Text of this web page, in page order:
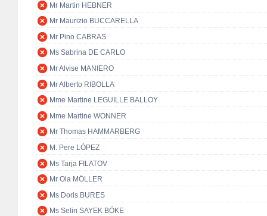
Mr Martin HEBNER
Mr Maurizio BUCCARELLA
Mr Pino CABRAS
Ms Sabrina DE CARLO
Mr Alvise MANIERO
Mr Alberto RIBOLLA
Mme Martine LEGUILLE BALLOY
Mme Martine WONNER
Mr Thomas HAMMARBERG
M. Pere LÓPEZ
Ms Tarja FILATOV
Mr Ola MÖLLER
Ms Doris BURES
Ms Selin SAYEK BÖKE